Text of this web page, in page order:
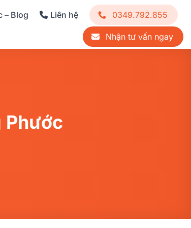
– Blog Liên hệ 0349.792.855
Nhận tư vấn ngay
Phước